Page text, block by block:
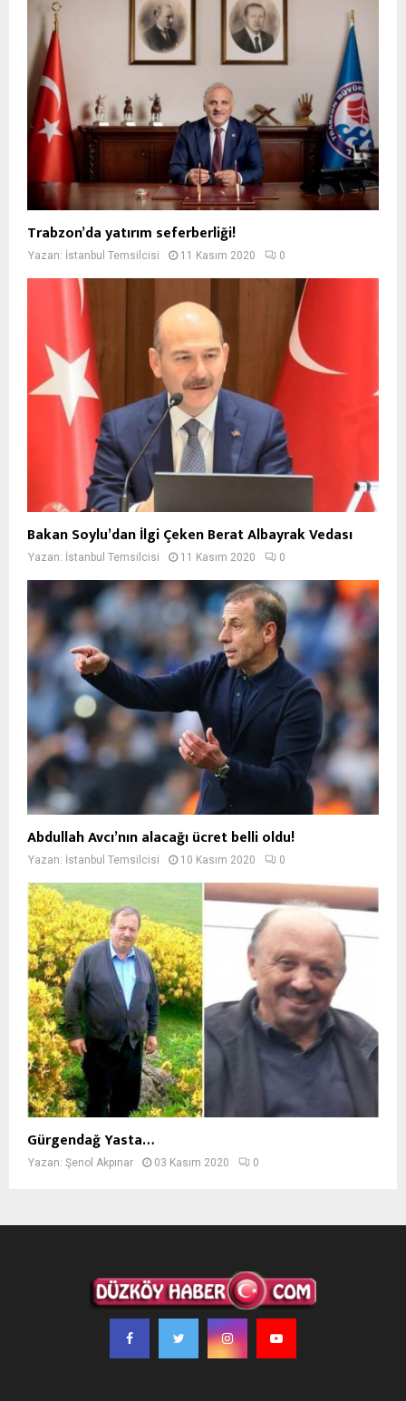
Trabzon’da yatırım seferberliği!
Yazan: İstanbul Temsilcisi 11 Kasım 2020 0
Bakan Soylu’dan İlgi Çeken Berat Albayrak Vedası
Yazan: İstanbul Temsilcisi 11 Kasım 2020 0
Abdullah Avcı’nın alacağı ücret belli oldu!
Yazan: İstanbul Temsilcisi 10 Kasım 2020 0
Gürgendağ Yasta…
Yazan: Şenol Akpınar 03 Kasım 2020 0